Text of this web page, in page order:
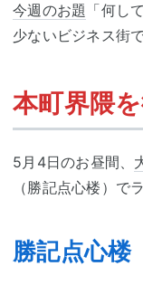
今週のお題 「何し
少ないビジネス街
本町界隈
5月4日のお昼間、
（勝記点心楼）で
勝記点心楼